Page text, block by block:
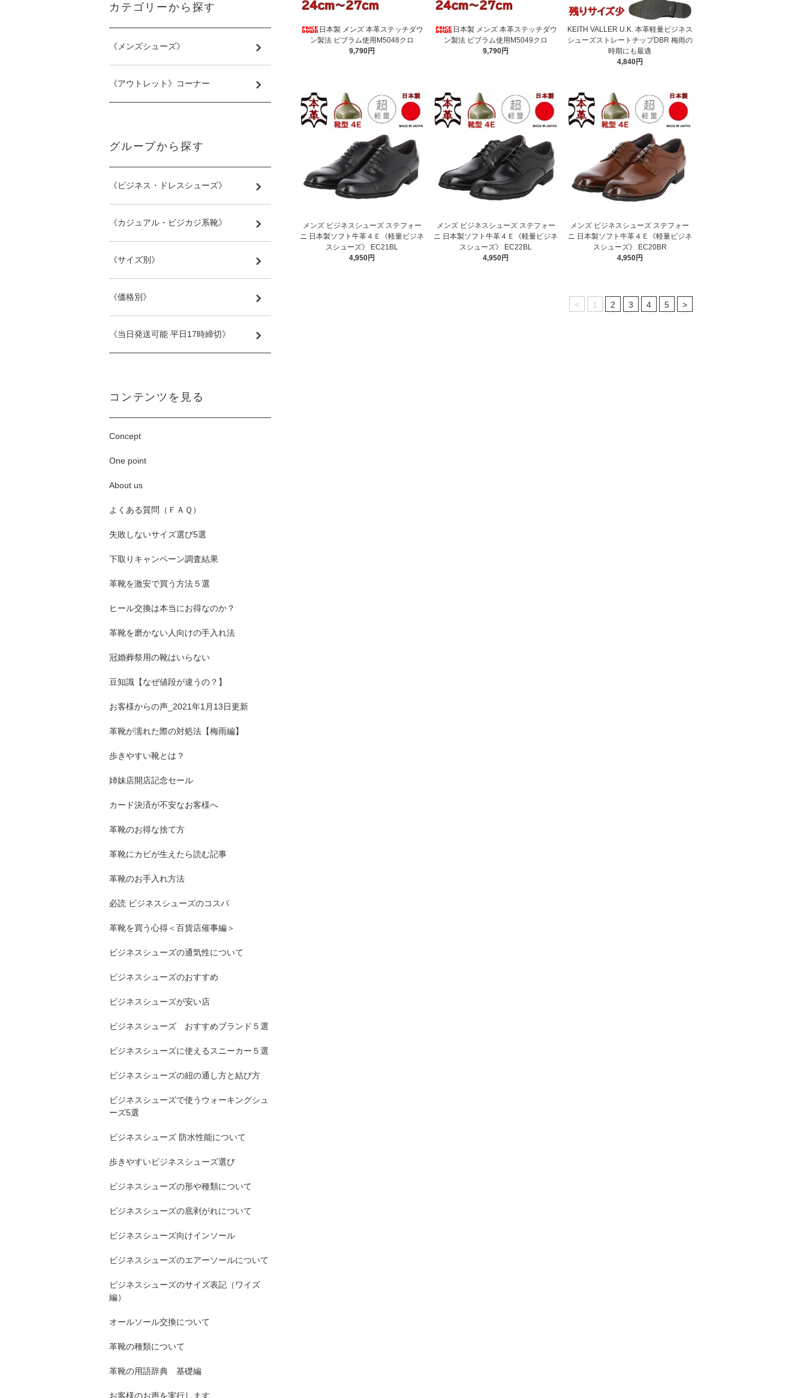
日本製 メンズ 本革ステッチダウ
ン製法 ビブラム使用M5048クロ
9,790円
日本製 メンズ 本革ステッチダウ
ン製法 ビブラム使用M5049クロ
9,790円
KEITH VALLER U.K. 本革軽量ビジネス
シューズストレートチップDBR 梅雨の
時期にも最適
4,840円
メンズ ビジネスシューズ ステフォー
ニ 日本製ソフト牛革４Ｅ《軽量ビジネ
スシューズ》 EC21BL
4,950円
メンズ ビジネスシューズ ステフォー
ニ 日本製ソフト牛革４Ｅ《軽量ビジネ
スシューズ》 EC22BL
4,950円
メンズ ビジネスシューズ ステフォー
ニ 日本製ソフト牛革４Ｅ《軽量ビジネ
スシューズ》 EC20BR
4,950円
< 1 2 3 4 5 >
カテゴリーから探す
《メンズシューズ》
《アウトレット》コーナー
グループから探す
《ビジネス・ドレスシューズ》
《カジュアル・ビジカジ系靴》
《サイズ別》
《価格別》
《当日発送可能 平日17時締切》
コンテンツを見る
Concept
One point
About us
よくある質問（ＦＡＱ）
失敗しないサイズ選び5選
下取りキャンペーン調査結果
革靴を激安で買う方法５選
ヒール交換は本当にお得なのか？
革靴を磨かない人向けの手入れ法
冠婚葬祭用の靴はいらない
豆知識【なぜ値段が違うの？】
お客様からの声_2021年1月13日更新
革靴が濡れた際の対処法【梅雨編】
歩きやすい靴とは？
姉妹店開店記念セール
カード決済が不安なお客様へ
革靴のお得な捨て方
革靴にカビが生えたら読む記事
革靴のお手入れ方法
必読 ビジネスシューズのコスパ
革靴を買う心得＜百貨店催事編＞
ビジネスシューズの通気性について
ビジネスシューズのおすすめ
ビジネスシューズが安い店
ビジネスシューズ おすすめブランド５選
ビジネスシューズに使えるスニーカー５選
ビジネスシューズの紐の通し方と結び方
ビジネスシューズで使うウォーキングシュ
ーズ5選
ビジネスシューズ 防水性能について
歩きやすいビジネスシューズ選び
ビジネスシューズの形や種類について
ビジネスシューズの底剥がれについて
ビジネスシューズ向けインソール
ビジネスシューズのエアーソールについて
ビジネスシューズのサイズ表記（ワイズ
編）
オールソール交換について
革靴の種類について
革靴の用語辞典 基礎編
お客様のお声を実行します